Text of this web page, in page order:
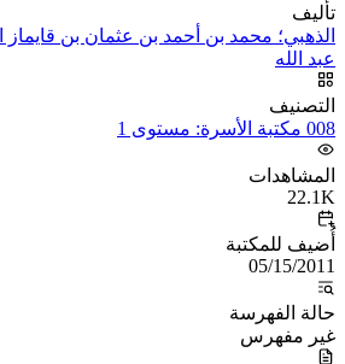
تأليف
الذهبي؛ محمد بن أحمد بن عثمان بن
عبد الله
التصنيف
008 مكتبة الأسرة: مستوى 1
المشاهدات
22.1K
أُضيف للمكتبة
05/15/2011
حالة الفهرسة
غير مفهرس